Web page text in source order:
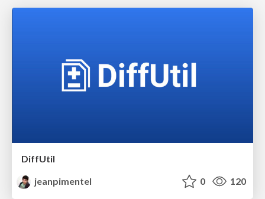
DiffUtil
jeanpimentel
0 120